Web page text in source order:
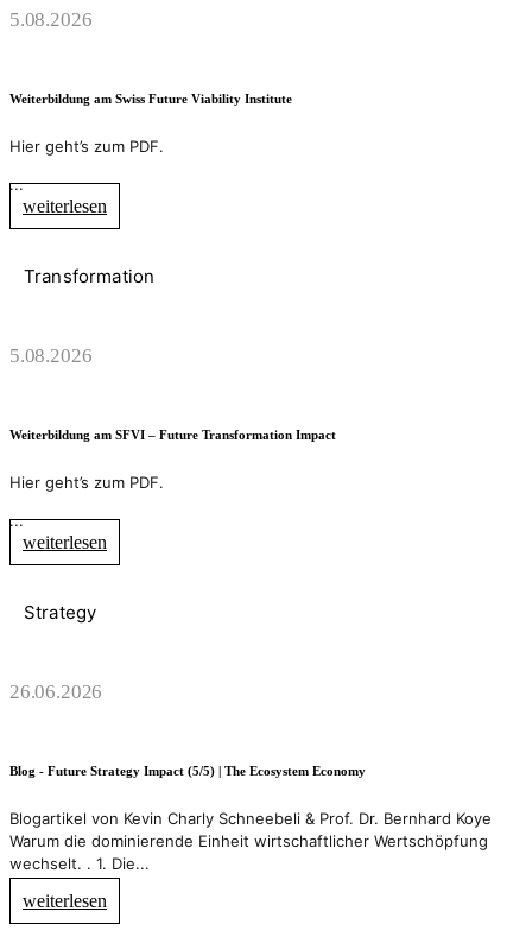
5.08.2026
Weiterbildung am Swiss Future Viability Institute
Hier geht’s zum PDF.
...
weiterlesen
Transformation
5.08.2026
Weiterbildung am SFVI – Future Transformation Impact
Hier geht’s zum PDF.
...
weiterlesen
Strategy
26.06.2026
Blog - Future Strategy Impact (5/5) | The Ecosystem Economy
Blogartikel von Kevin Charly Schneebeli & Prof. Dr. Bernhard Koye
Warum die dominierende Einheit wirtschaftlicher Wertschöpfung
wechselt. . 1. Die...
weiterlesen